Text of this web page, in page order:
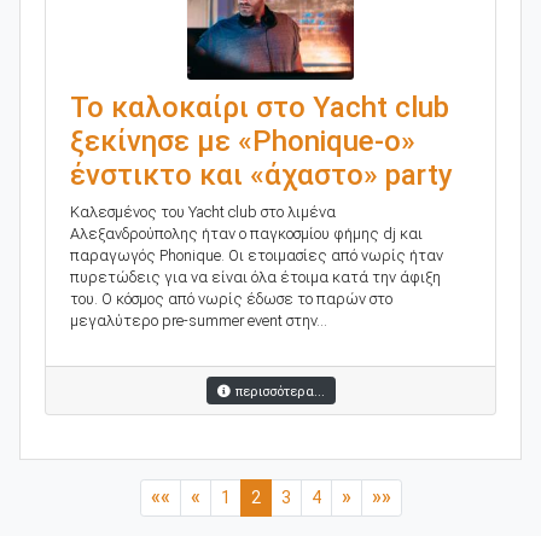
Το καλοκαίρι στο Yacht club
ξεκίνησε με «Phonique-o»
ένστικτο και «άχαστο» party
Καλεσμένος του Yacht club στο λιμένα
Αλεξανδρούπολης ήταν ο παγκοσμίου φήμης dj και
παραγωγός Phonique. Οι ετοιμασίες από νωρίς ήταν
πυρετώδεις για να είναι όλα έτοιμα κατά την άφιξη
του. Ο κόσμος από νωρίς έδωσε το παρών στο
μεγαλύτερο pre-summer event στην...
περισσότερα...
«« « 1 2 3 4 » »»